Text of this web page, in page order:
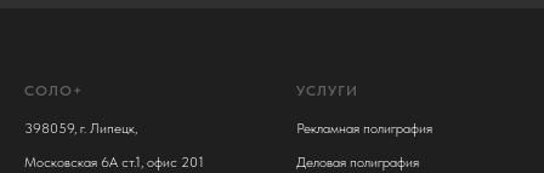
СОЛО+
398059, г. Липецк,
Московская 6А ст.1, офис 201
УСЛУГИ
Рекламная полиграфия
Деловая полиграфия